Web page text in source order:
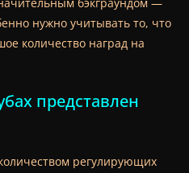
нужно учитывать то, что
количество наград на
представлен
регулирующих